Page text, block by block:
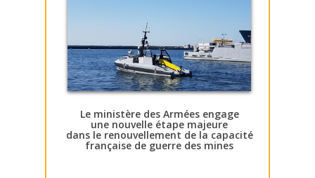
Le ministère des Armées engage
une nouvelle étape majeure
dans le renouvellement de la capacité
française de guerre des mines